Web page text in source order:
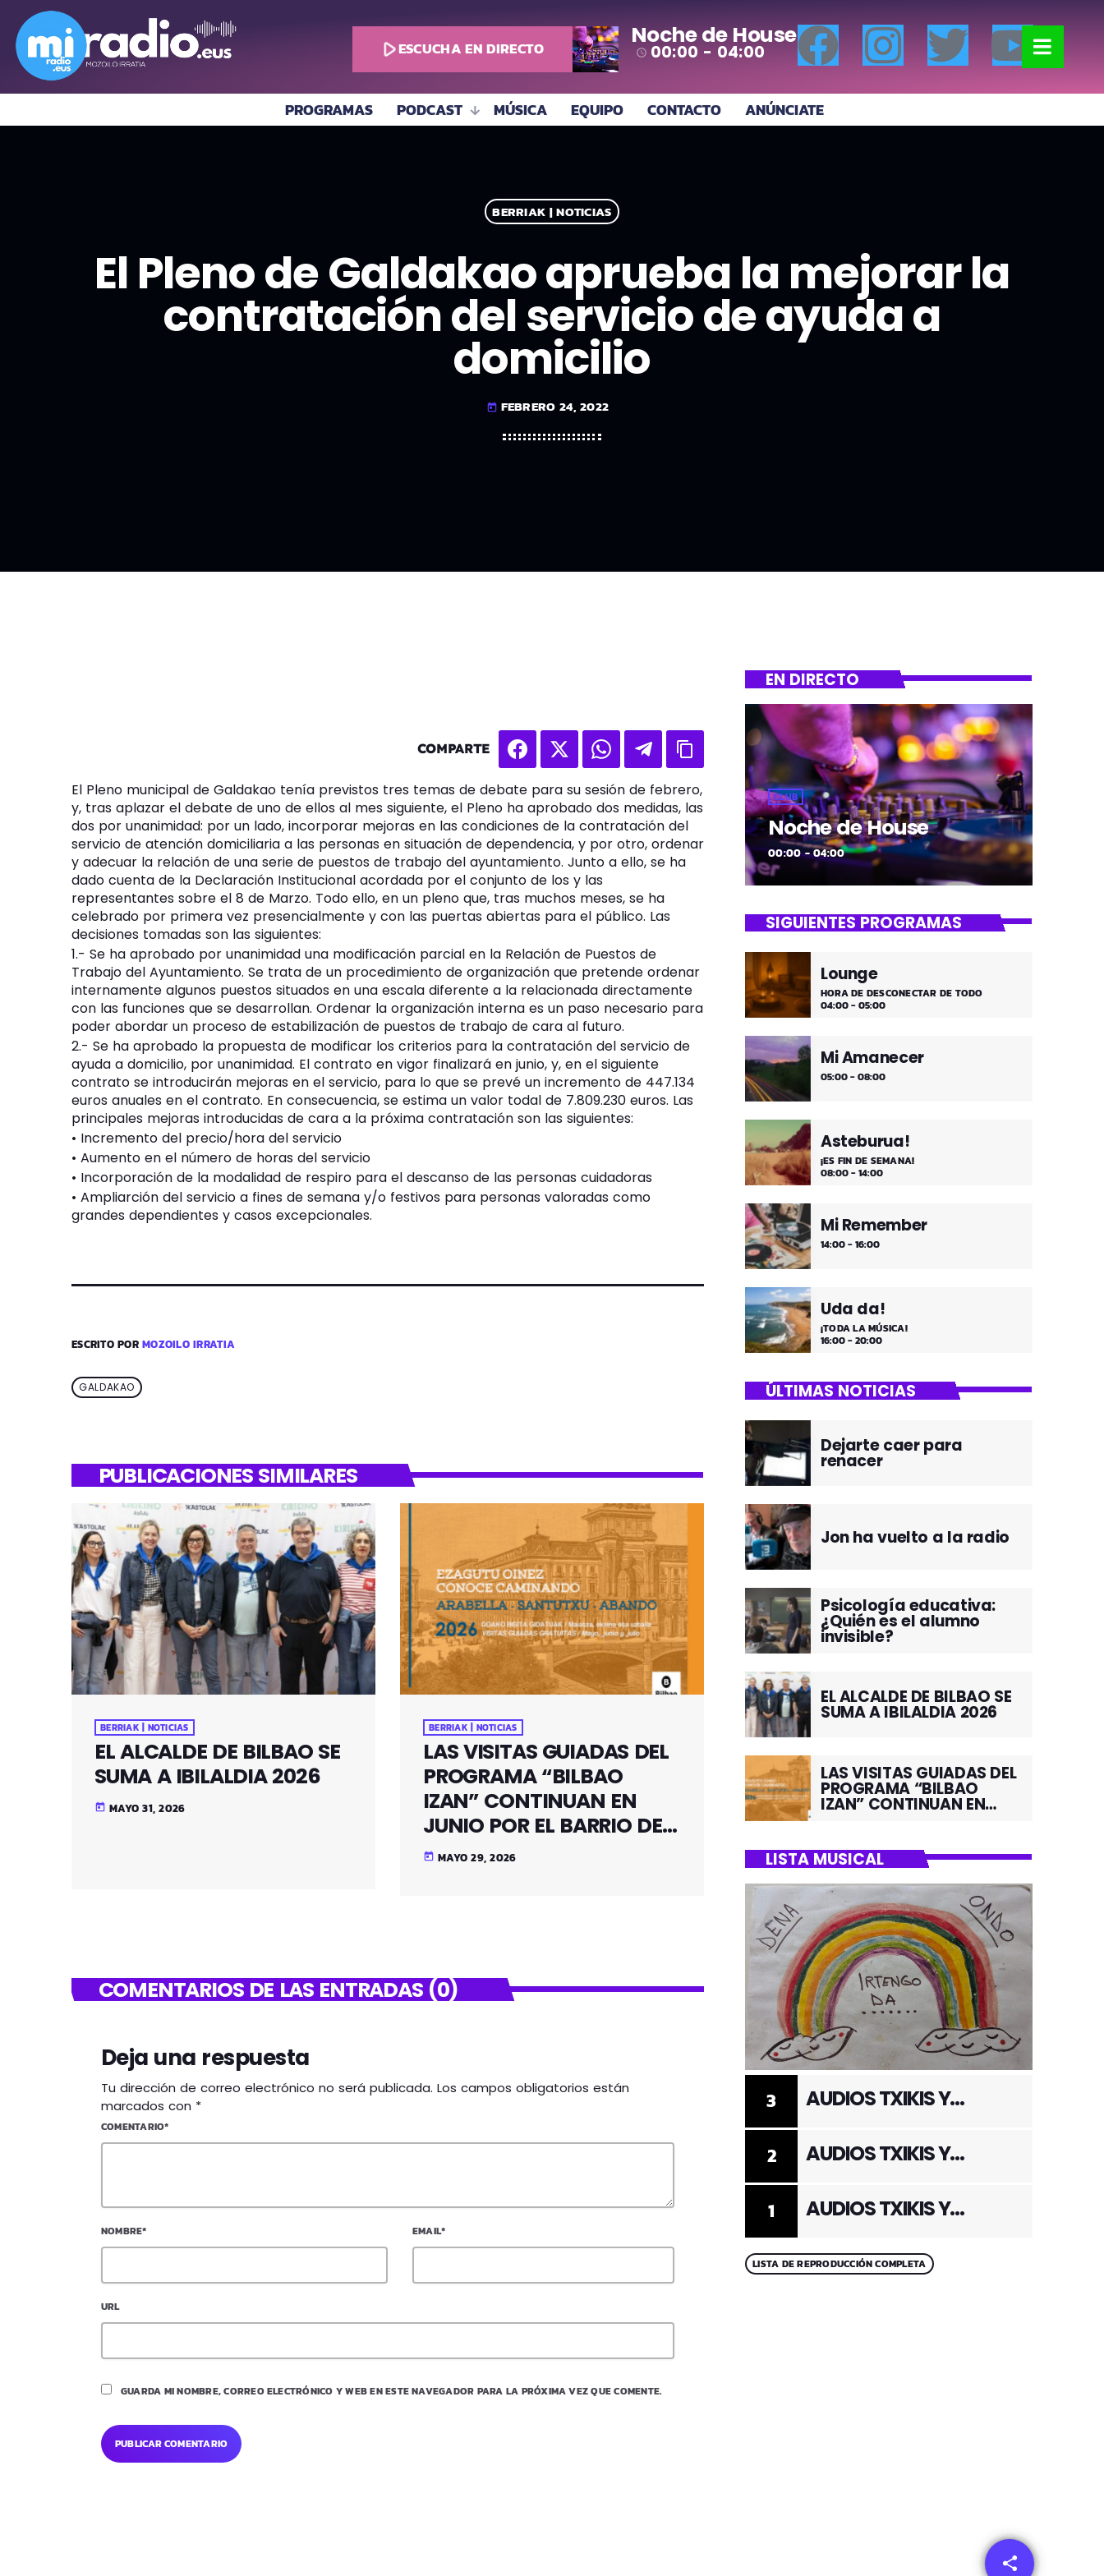
play_arrowESCUCHA EN DIRECTO Noche de House
access_time 00:00 - 04:00
PROGRAMAS PODCAST MÚSICA EQUIPO CONTACTO ANÚNCIATE
BERRIAK | NOTICIAS
El Pleno de Galdakao aprueba la mejorar la
contratación del servicio de ayuda a
domicilio
today FEBRERO 24, 2022
share
email
COMPARTE
El Pleno municipal de Galdakao tenía previstos tres temas de debate para su sesión de febrero,
y, tras aplazar el debate de uno de ellos al mes siguiente, el Pleno ha aprobado dos medidas, las
dos por unanimidad: por un lado, incorporar mejoras en las condiciones de la contratación del
servicio de atención domiciliaria a las personas en situación de dependencia, y por otro, ordenar
y adecuar la relación de una serie de puestos de trabajo del ayuntamiento. Junto a ello, se ha
dado cuenta de la Declaración Institucional acordada por el conjunto de los y las
representantes sobre el 8 de Marzo. Todo ello, en un pleno que, tras muchos meses, se ha
celebrado por primera vez presencialmente y con las puertas abiertas para el público. Las
decisiones tomadas son las siguientes:
1.- Se ha aprobado por unanimidad una modificación parcial en la Relación de Puestos de
Trabajo del Ayuntamiento. Se trata de un procedimiento de organización que pretende ordenar
internamente algunos puestos situados en una escala diferente a la relacionada directamente
con las funciones que se desarrollan. Ordenar la organización interna es un paso necesario para
poder abordar un proceso de estabilización de puestos de trabajo de cara al futuro.
2.- Se ha aprobado la propuesta de modificar los criterios para la contratación del servicio de
ayuda a domicilio, por unanimidad. El contrato en vigor finalizará en junio, y, en el siguiente
contrato se introducirán mejoras en el servicio, para lo que se prevé un incremento de 447.134
euros anuales en el contrato. En consecuencia, se estima un valor todal de 7.809.230 euros. Las
principales mejoras introducidas de cara a la próxima contratación son las siguientes:
• Incremento del precio/hora del servicio
• Aumento en el número de horas del servicio
• Incorporación de la modalidad de respiro para el descanso de las personas cuidadoras
• Ampliarción del servicio a fines de semana y/o festivos para personas valoradas como
grandes dependientes y casos excepcionales.
ESCRITO PORMOZOILO IRRATIA
GALDAKAO
PUBLICACIONES SIMILARES
BERRIAK | NOTICIAS
EL ALCALDE DE BILBAO SE
SUMA A IBILALDIA 2026
today MAYO 31, 2026
BERRIAK | NOTICIAS
LAS VISITAS GUIADAS DEL
PROGRAMA “BILBAO
IZAN” CONTINUAN EN
JUNIO POR EL BARRIO DE
SANTUTXU
today MAYO 29, 2026
COMENTARIOS DE LAS ENTRADAS (0)
Deja una respuesta
Tu dirección de correo electrónico no será publicada. Los campos obligatorios están
marcados con *
COMENTARIO*
NOMBRE* EMAIL*
URL
GUARDA MI NOMBRE, CORREO ELECTRÓNICO Y WEB EN ESTE NAVEGADOR PARA LA PRÓXIMA VEZ QUE COMENTE.
EN DIRECTO
CLUB
Noche de House
00:00 - 04:00
SIGUIENTES PROGRAMAS
Lounge
HORA DE DESCONECTAR DE TODO
04:00 - 05:00
Mi Amanecer
05:00 - 08:00
Asteburua!
¡ES FIN DE SEMANA!
08:00 - 14:00
Mi Remember
14:00 - 16:00
Uda da!
¡TODA LA MÚSICA!
16:00 - 20:00
ÚLTIMAS NOTICIAS
Dejarte caer para
renacer
Jon ha vuelto a la radio
Psicología educativa:
¿Quién es el alumno
invisible?
EL ALCALDE DE BILBAO SE
SUMA A IBILALDIA 2026
LAS VISITAS GUIADAS DEL
PROGRAMA “BILBAO
IZAN” CONTINUAN EN
LISTA MUSICAL
1 AUDIOS TXIKIS Y
2 AUDIOS TXIKIS Y
3 AUDIOS TXIKIS Y
LISTA DE REPRODUCCIÓN COMPLETA